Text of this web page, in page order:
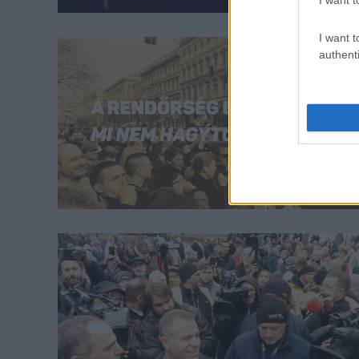
I want